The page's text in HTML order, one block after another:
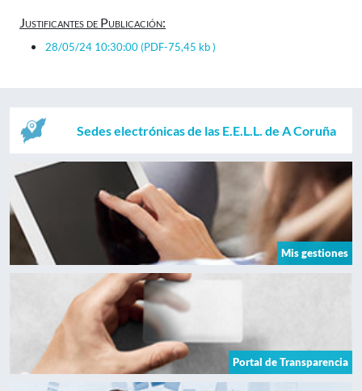
Justificantes de Publicación:
28/05/24 10:30:00(PDF-75,45 kb )
Sedes electrónicas de las E.E.L.L. de A Coruña
Mis gestiones
Portal de Transparencia